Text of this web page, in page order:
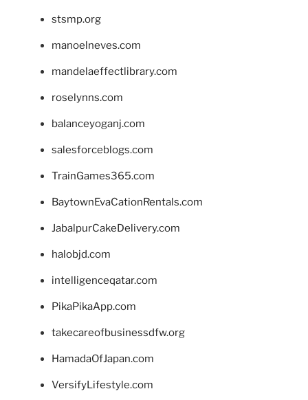
stsmp.org
manoelneves.com
mandelaeffectlibrary.com
roselynns.com
balanceyoganj.com
salesforceblogs.com
TrainGames365.com
BaytownEvaCationRentals.com
JabalpurCakeDelivery.com
halobjd.com
intelligenceqatar.com
PikaPikaApp.com
takecareofbusinessdfw.org
HamadaOfJapan.com
VersifyLifestyle.com